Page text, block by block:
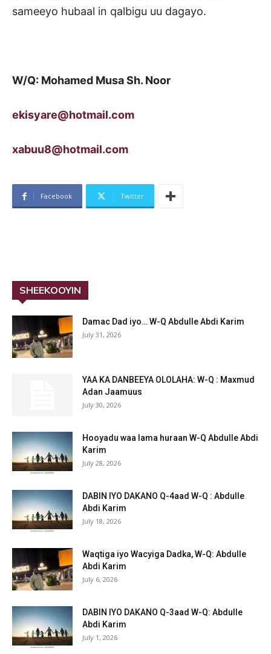
sameeyo hubaal in qalbigu uu dagayo.
W/Q: Mohamed Musa Sh. Noor
ekisyare@hotmail.com
xabuu8@hotmail.com
Facebook Twitter
SHEEKOOYIN
Damac Dad iyo… W-Q Abdulle Abdi Karim
July 31, 2026
YAA KA DANBEEYA OLOLAHA: W-Q : Maxmud
Adan Jaamuus
July 30, 2026
Hooyadu waa lama huraan W-Q Abdulle Abdi
Karim
July 28, 2026
DABIN IYO DAKANO Q-4aad W-Q : Abdulle
Abdi Karim
July 18, 2026
Waqtiga iyo Wacyiga Dadka, W-Q: Abdulle
Abdi Karim
July 6, 2026
DABIN IYO DAKANO Q-3aad W-Q: Abdulle
Abdi Karim
July 1, 2026